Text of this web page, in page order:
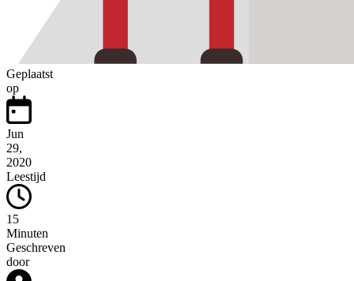
Geplaatst
op
Jun
29,
2020
Leestijd
15
Minuten
Geschreven
door